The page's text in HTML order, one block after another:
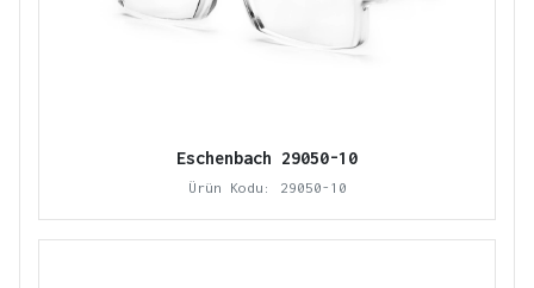
Eschenbach 29050-10
Ürün Kodu: 29050-10